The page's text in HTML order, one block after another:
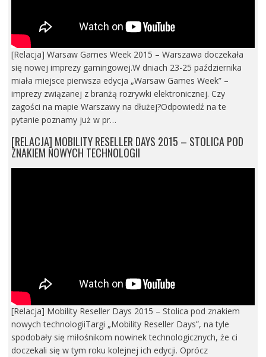
[Relacja] Warsaw Games Week 2015 – Warszawa doczekała
się nowej imprezy gamingowej.W dniach 23-25 października
miała miejsce pierwsza edycja „Warsaw Games Week” –
imprezy związanej z branżą rozrywki elektronicznej. Czy
zagości na mapie Warszawy na dłużej?Odpowiedź na te
pytanie poznamy już w pr…
[RELACJA] MOBILITY RESELLER DAYS 2015 – STOLICA POD
ZNAKIEM NOWYCH TECHNOLOGII
[Relacja] Mobility Reseller Days 2015 – Stolica pod znakiem
nowych technologiiTargi „Mobility Reseller Days”, na tyle
spodobały się miłośnikom nowinek technologicznych, że ci
doczekali się w tym roku kolejnej ich edycji. Oprócz